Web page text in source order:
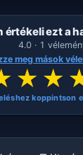
értékeli ezt a
4.0 · 1
meg mások
★ ★
koppintson